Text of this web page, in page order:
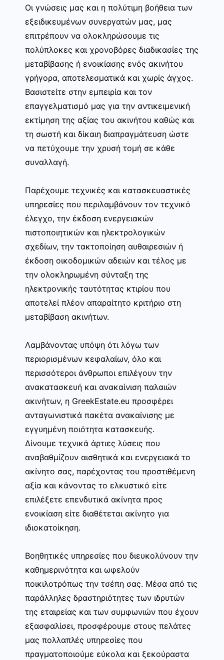
Οι γνώσεις μας και η πολύτιμη βοήθεια των
εξειδικευμένων συνεργατών μας, μας
επιτρέπουν να ολοκληρώσουμε τις
πολύπλοκες και χρονοβόρες διαδικασίες της
μεταβίβασης ή ενοικίασης ενός ακινήτου
γρήγορα, αποτελεσματικά και χωρίς άγχος.
Βασιστείτε στην εμπειρία και τον
επαγγελματισμό μας για την αντικειμενική
εκτίμηση της αξίας του ακινήτου καθώς και
τη σωστή και δίκαιη διαπραγμάτευση ώστε
να πετύχουμε την χρυσή τομή σε κάθε
συναλλαγή.
Παρέχουμε τεχνικές και κατασκευαστικές
υπηρεσίες που περιλαμβάνουν τον τεχνικό
έλεγχο, την έκδοση ενεργειακών
πιστοποιητικών και ηλεκτρολογικών
σχεδίων, την τακτοποίηση αυθαιρεσιών ή
έκδοση οικοδομικών αδειών και τέλος με
την ολοκληρωμένη σύνταξη της
ηλεκτρονικής ταυτότητας κτιρίου που
αποτελεί πλέον απαραίτητο κριτήριο στη
μεταβίβαση ακινήτων.
Λαμβάνοντας υπόψη ότι λόγω των
περιορισμένων κεφαλαίων, όλο και
περισσότεροι άνθρωποι επιλέγουν την
ανακατασκευή και ανακαίνιση παλαιών
ακινήτων, η GreekEstate.eu προσφέρει
ανταγωνιστικά πακέτα ανακαίνισης με
εγγυημένη ποιότητα κατασκευής.
Δίνουμε τεχνικά άρτιες λύσεις που
αναβαθμίζουν αισθητικά και ενεργειακά το
ακίνητο σας, παρέχοντας του προστιθέμενη
αξία και κάνοντας το ελκυστικό είτε
επιλέξετε επενδυτικά ακίνητα προς
ενοικίαση είτε διαθέτεται ακίνητο για
ιδιοκατοίκηση.
Βοηθητικές υπηρεσίες που διευκολύνουν την
καθημερινότητα και ωφελούν
ποικιλοτρόπως την τσέπη σας. Μέσα από τις
παράλληλες δραστηριότητες των ιδρυτών
της εταιρείας και των συμφωνιών που έχουν
εξασφαλίσει, προσφέρουμε στους πελάτες
μας πολλαπλές υπηρεσίες που
πραγματοποιούμε εύκολα και ξεκούραστα